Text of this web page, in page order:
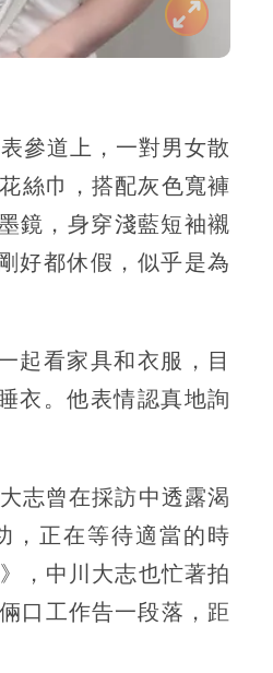
參道上，一對男女散
絲巾，搭配灰色寬褲
鏡，身穿淺藍短袖襯
好都休假，似乎是為
起看家具和衣服，目
衣。他表情認真地詢
志曾在採訪中透露渴
，正在等待適當的時
，中川大志也忙著拍
口工作告一段落，距